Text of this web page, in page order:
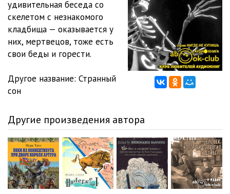
удивительная беседа со
скелетом с незнакомого
кладбища — оказывается у
них, мертвецов, тоже есть
свои беды и горести.
Другое название: Странный
сон
Другие произведения автора